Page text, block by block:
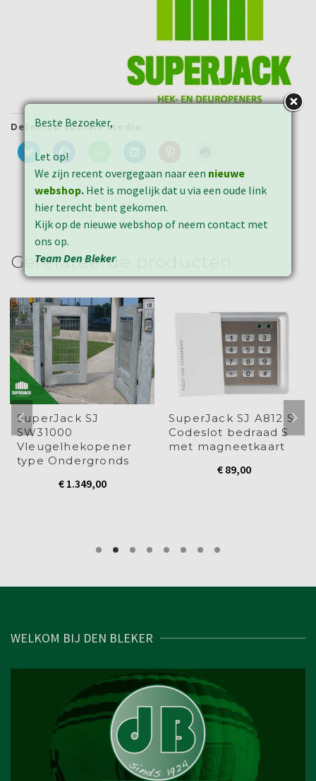
Delen op sociale media:
Klik
om
te
delen
met
Twitter
(Wordt
in
een
nieuw
venster
geopend)
delen
op
Facebook
(Wordt
in
een
nieuw
delen
op
WhatsApp
(Wordt
in
een
nieuw
LinkedIn
te
delen
(Wordt
in
een
nieuw
Pinterest
te
delen
een
nieuw
af
te
drukken
(Wordt
nieuw
venster
Gerelateerde producten
SuperJack SJ
SW31000
Vleugelhekopener
type Ondergronds
€1.349,00
SuperJack SJ A812 S
Codeslot bedraad S
met magneetkaart
€89,00
WELKOM BIJ DEN BLEKER
Beste Bezoeker,
Let op!
We zijn recent overgegaan naar een nieuwe
webshop. Het is mogelijk dat u via een oude link
hier terecht bent gekomen.
Kijk op de nieuwe webshop of neem contact met
ons op.
Team Den Bleker